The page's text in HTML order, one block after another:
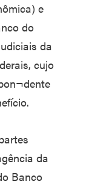
e
do
da
cujo
da
Banco